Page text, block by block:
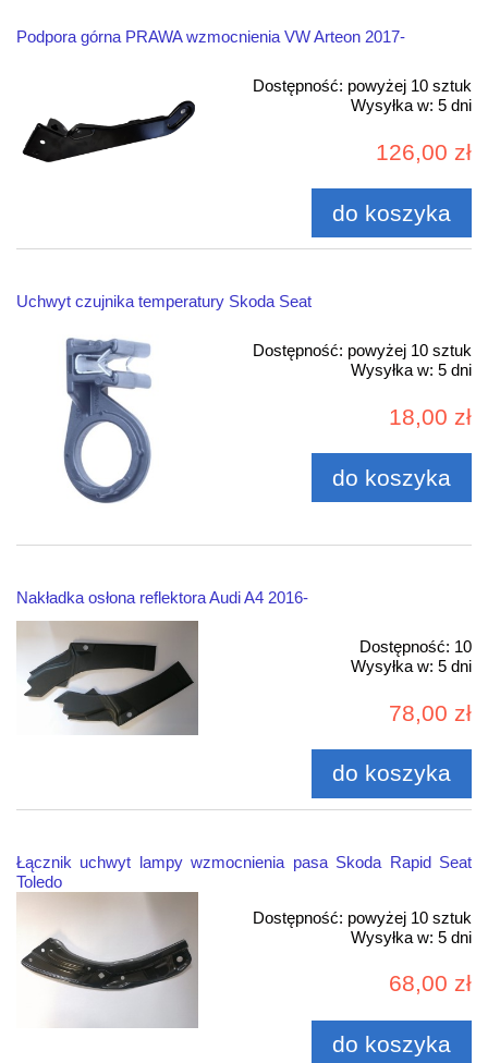
Podpora górna PRAWA wzmocnienia VW Arteon 2017-
Dostępność: powyżej 10 sztuk
Wysyłka w: 5 dni
126,00 zł
do koszyka
Uchwyt czujnika temperatury Skoda Seat
Dostępność: powyżej 10 sztuk
Wysyłka w: 5 dni
18,00 zł
do koszyka
Nakładka osłona reflektora Audi A4 2016-
Dostępność: 10
Wysyłka w: 5 dni
78,00 zł
do koszyka
Łącznik uchwyt lampy wzmocnienia pasa Skoda Rapid Seat
Toledo
Dostępność: powyżej 10 sztuk
Wysyłka w: 5 dni
68,00 zł
do koszyka